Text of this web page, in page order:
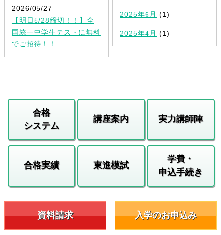
2026/05/27
【明日5/28締切！！】全
国統一中学生テストに無料
でご招待！！
2025年6月 (1)
2025年4月 (1)
合格
システム
講座案内 実力講師陣
合格実績 東進模試
学費・
申込手続き
資料請求 入学のお申込み